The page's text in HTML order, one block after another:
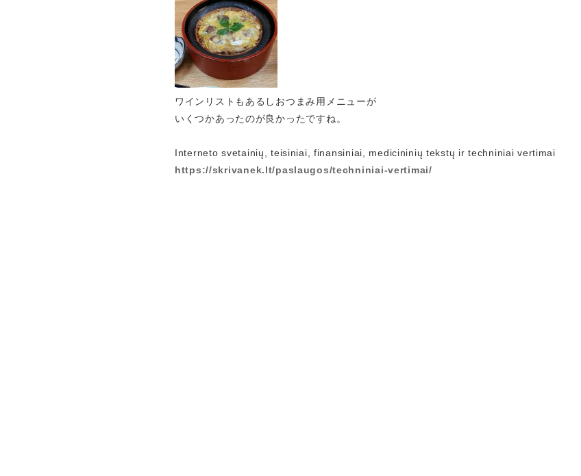
ワインリストもあるしおつまみ用メニューが
いくつかあったのが良かったですね。
Interneto svetainių, teisiniai, finansiniai, medicininių tekstų ir techniniai vertimai
https://skrivanek.lt/paslaugos/techniniai-vertimai/